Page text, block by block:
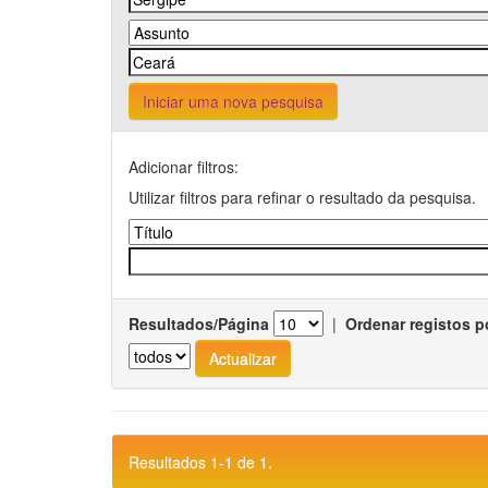
Iniciar uma nova pesquisa
Adicionar filtros:
Utilizar filtros para refinar o resultado da pesquisa.
Resultados/Página | Ordenar registos
Resultados 1-1 de 1.